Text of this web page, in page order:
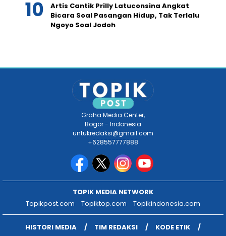
Artis Cantik Prilly Latuconsina Angkat
Bicara Soal Pasangan Hidup, Tak Terlalu
Ngoyo Soal Jodoh
Graha Media Center,
Bogor - Indonesia
untukredaksi@gmail.com
+628557777888
TOPIK MEDIA NETWORK
Topikpost.com
Topiktop.com Topikindonesia.com
HISTORI MEDIA TIM REDAKSI
KODE ETIK